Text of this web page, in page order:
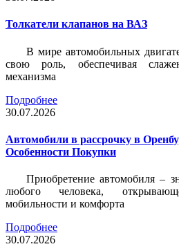
Толкатели клапанов на ВАЗ
В мире автомобильных
свою роль, обеспечивая
механизма
Подробнее
30.07.2026
Автомобили в рассрочку в
Особенности Покупки
Приобретение автомобиля –
любого человека,
мобильности и комфорта
Подробнее
30.07.2026